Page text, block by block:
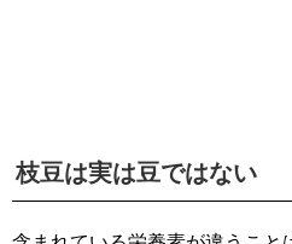
枝豆は実は豆ではない